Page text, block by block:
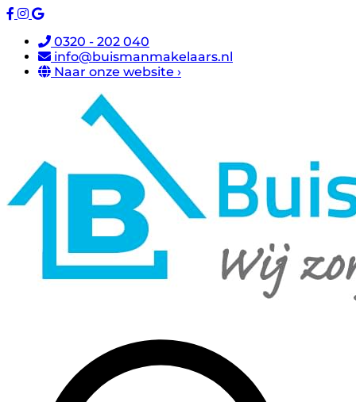
0320 - 202 040
info@buismanmakelaars.nl
Naar onze website ›